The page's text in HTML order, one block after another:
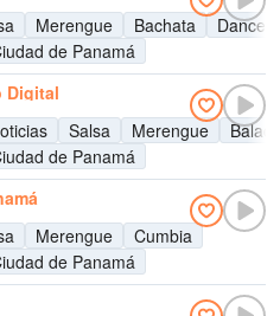
Merengue Bachata
de Panamá
Digital
Salsa Merengue
de Panamá
Merengue
Cumbia
de Panamá